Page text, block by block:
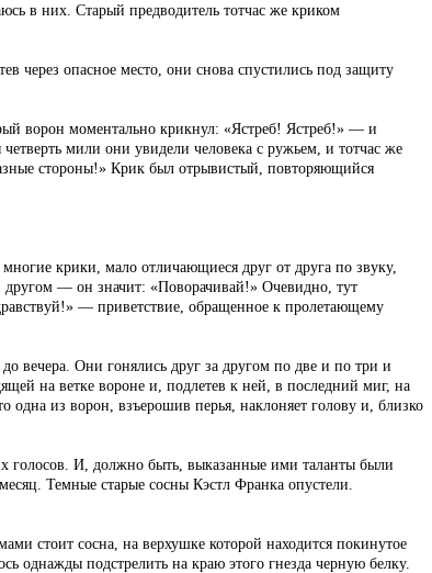
в них. Старый предводитель тотчас же криком
через опасное место, они снова спустились под защиту
ворон моментально крикнул: «Ястреб! Ястреб!» — и
мили они увидели человека с ружьем, и тотчас же
стороны!» Крик был отрывистый, повторяющийся
крики, мало отличающиеся друг от друга по звуку,
другом — он значит: «Поворачивай!» Очевидно, тут
— приветствие, обращенное к пролетающему
вечера. Они гонялись друг за другом по две и по три и
на ветке вороне и, подлетев к ней, в последний миг, на
одна из ворон, взъерошив перья, наклоняет голову и, близко
голосов. И, должно быть, выказанные ими таланты были
Темные старые сосны Кэстл Франка опустели.
стоит сосна, на верхушке которой находится покинутое
однажды подстрелить на краю этого гнезда черную белку.